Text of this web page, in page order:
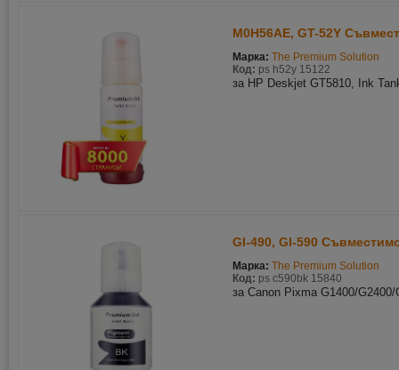
M0H56AE, GT-52Y
Марка: The Premium Solution
Код: ps h52y 15122
за HP Deskjet GT5810, Ink
GI-490, GI-590
Марка: The Premium Solution
Код: ps c590bk 15840
за Canon Pixma G1400/G2400/